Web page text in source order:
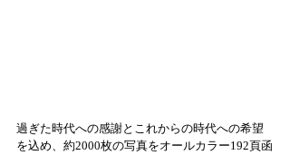
過ぎた時代への感謝とこれからの時代への希望
を込め、約2000枚の写真をオールカラー192頁函